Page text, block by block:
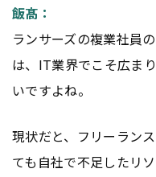
飯髙：
ランサーズの複業社員
は、IT業界でこそ広ま
いですよね。
現状だと、フリーラン
ても自社で不足したリ